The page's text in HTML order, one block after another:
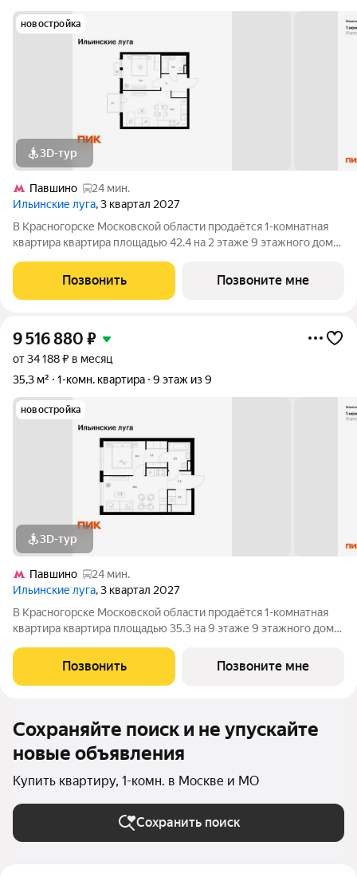
новостройка
3D-тур
Павшино
24 мин.
Ильинские луга, 3 квартал 2027
В Красногорске Московской области продаётся 1-комнатная
квартира квартира площадью 42.4 на 2 этаже 9 этажного дома
Удобное расположение 20 минут на автомобиле до станций
метро «Волоколамская»,
Позвонить Позвоните мне
9 516 880 ₽
от 34 188 ₽ в месяц
35,3 м²
1-комн. квартира 9 этаж из 9
новостройка
3D-тур
Павшино
24 мин.
Ильинские луга, 3 квартал 2027
В Красногорске Московской области продаётся 1-комнатная
квартира квартира площадью 35.3 на 9 этаже 9 этажного дома
Удобное расположение 20 минут на автомобиле до станций
метро «Волоколамская»,
Позвонить Позвоните мне
Сохраняйте поиск и не упускайте
новые объявления
Купить квартиру, 1-комн. в Москве и МО
Сохранить поиск